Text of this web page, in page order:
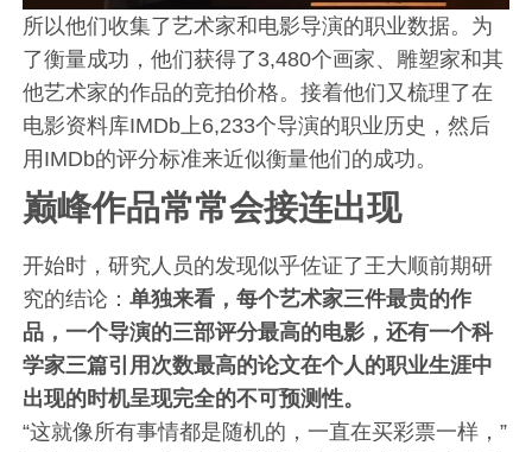
所以他们收集了艺术家和电影导演的职业数据。为
了衡量成功，他们获得了3,480个画家、雕塑家和其
他艺术家的作品的竞拍价格。接着他们又梳理了在
电影资料库IMDb上6,233个导演的职业历史，然后
用IMDb的评分标准来近似衡量他们的成功。
巅峰作品常常会接连出现
开始时，研究人员的发现似乎佐证了王大顺前期研
究的结论：单独来看，每个艺术家三件最贵的作
品，一个导演的三部评分最高的电影，还有一个科
学家三篇引用次数最高的论文在个人的职业生涯中
出现的时机呈现完全的不可预测性。
“这就像所有事情都是随机的，一直在买彩票一样，”